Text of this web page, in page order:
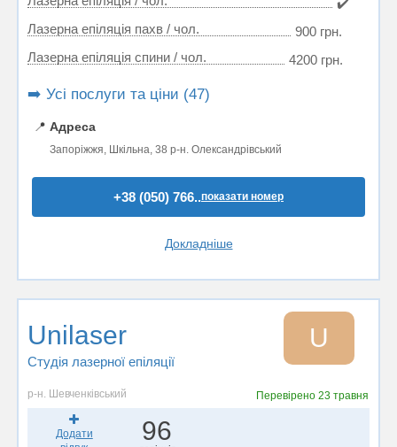
✔️
Лазерна епіляція пахв / чол.
900 грн.
Лазерна епіляція спини / чол.
4200 грн.
➡️ Усі послуги та ціни (47)
📍 Адреса
Запоріжжя, Шкільна, 38 р-н. Олександрівський
+38 (050) 766..показати номер
Докладніше
Unilaser
Студія лазерної епіляції
U
р-н. Шевченківський Перевірено23 травня
Додати
96